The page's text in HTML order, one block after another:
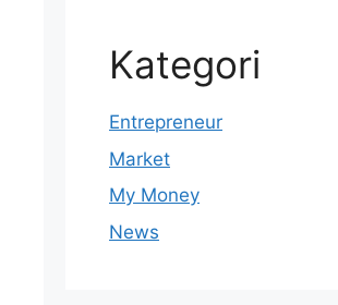
Kategori
Entrepreneur
Market
My Money
News